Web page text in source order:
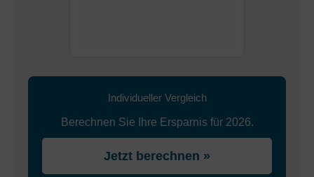
Individueller Vergleich
Berechnen Sie Ihre Ersparnis für 2026.
Jetzt berechnen »